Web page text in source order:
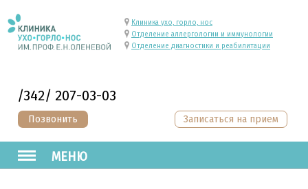
/342/ 207-03-03
Позвонить
Клиника ухо, горло, нос
Отделение аллергологии и иммунологии
Отделение диагностики и реабилитации
МЕНЮ
Записаться на прием